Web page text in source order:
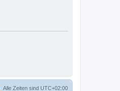
Alle Zeiten sind UTC+02:00